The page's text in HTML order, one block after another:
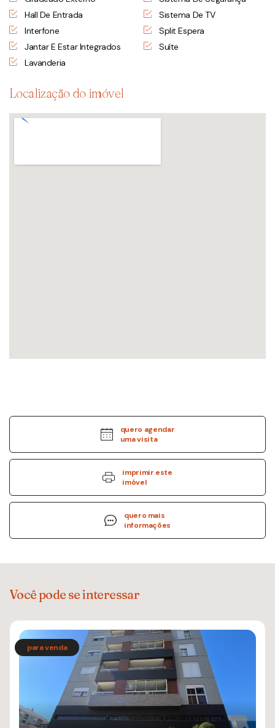
Hall De Entrada
Interfone
Jantar E Estar Integrados
Lavanderia
Sistema De TV
Split Espera
Suíte
Localização do imóvel
quero agendar
uma visita
imprimir este
imóvel
quero mais
informações
Você pode se interessar